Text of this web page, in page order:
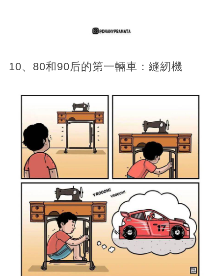
10、80和90后的第一輛車：縫紉機